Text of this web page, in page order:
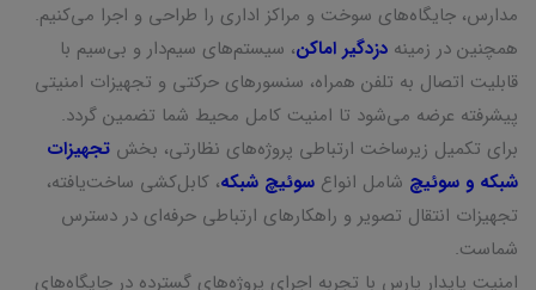
مدارس، جایگاه‌های سوخت و مراکز اداری را طراحی و اجرا می‌کنیم.
همچنین در زمینه دزدگیر اماکن، سیستم‌های سیم‌دار و بی‌سیم با
قابلیت اتصال به تلفن همراه، سنسورهای حرکتی و تجهیزات امنیتی
پیشرفته عرضه می‌شود تا امنیت کامل محیط شما تضمین گردد.
برای تکمیل زیرساخت ارتباطی پروژه‌های نظارتی، بخش تجهیزات
شبکه و سوئیچ شامل انواع سوئیچ شبکه، کابل‌کشی ساخت‌یافته،
تجهیزات انتقال تصویر و راهکارهای ارتباطی حرفه‌ای در دسترس
شماست.
امنیت پایدار پارس با تجربه اجرای پروژه‌های گسترده در جایگاه‌های